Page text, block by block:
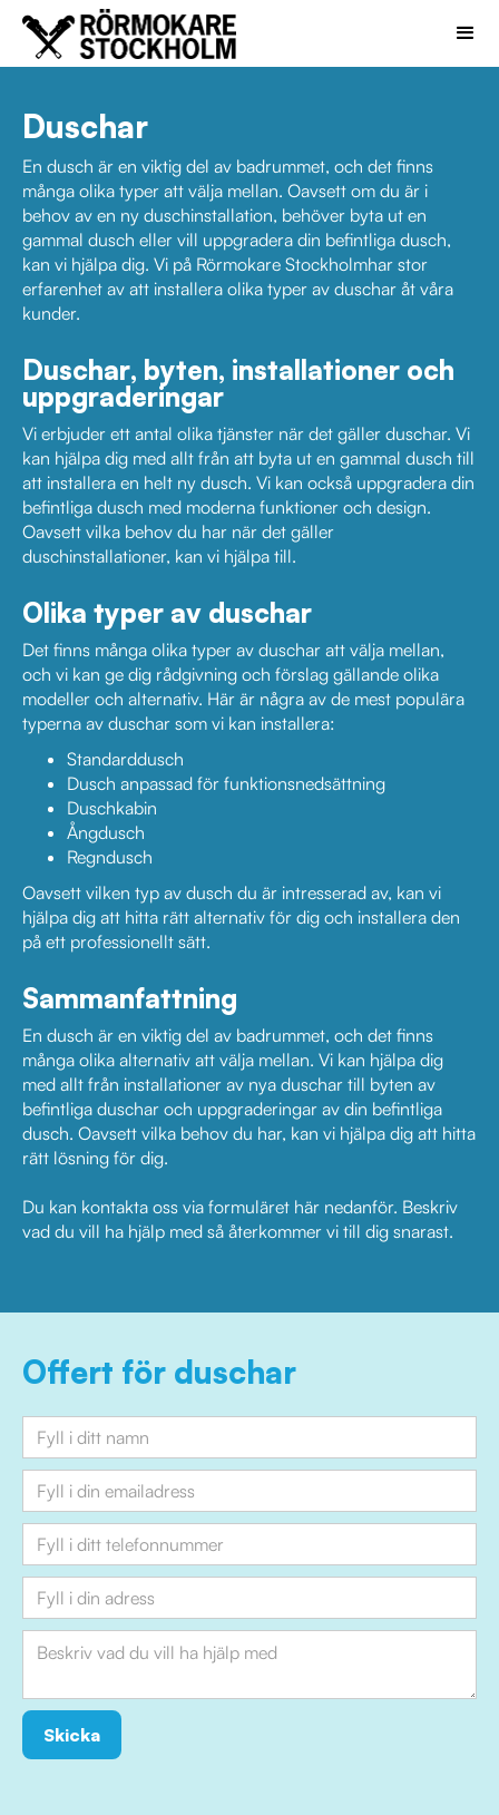
Duschar
En dusch är en viktig del av badrummet, och det finns
många olika typer att välja mellan. Oavsett om du är i
behov av en ny duschinstallation, behöver byta ut en
gammal dusch eller vill uppgradera din befintliga dusch,
kan vi hjälpa dig. Vi på Rörmokare Stockholmhar stor
erfarenhet av att installera olika typer av duschar åt våra
kunder.
Duschar, byten, installationer och
uppgraderingar
Vi erbjuder ett antal olika tjänster när det gäller duschar. Vi
kan hjälpa dig med allt från att byta ut en gammal dusch till
att installera en helt ny dusch. Vi kan också uppgradera din
befintliga dusch med moderna funktioner och design.
Oavsett vilka behov du har när det gäller
duschinstallationer, kan vi hjälpa till.
Olika typer av duschar
Det finns många olika typer av duschar att välja mellan,
och vi kan ge dig rådgivning och förslag gällande olika
modeller och alternativ. Här är några av de mest populära
typerna av duschar som vi kan installera:
Standarddusch
Dusch anpassad för funktionsnedsättning
Duschkabin
Ångdusch
Regndusch
Oavsett vilken typ av dusch du är intresserad av, kan vi
hjälpa dig att hitta rätt alternativ för dig och installera den
på ett professionellt sätt.
Sammanfattning
En dusch är en viktig del av badrummet, och det finns
många olika alternativ att välja mellan. Vi kan hjälpa dig
med allt från installationer av nya duschar till byten av
befintliga duschar och uppgraderingar av din befintliga
dusch. Oavsett vilka behov du har, kan vi hjälpa dig att hitta
rätt lösning för dig.
Du kan kontakta oss via formuläret här nedanför. Beskriv
vad du vill ha hjälp med så återkommer vi till dig snarast.
Offert för duschar